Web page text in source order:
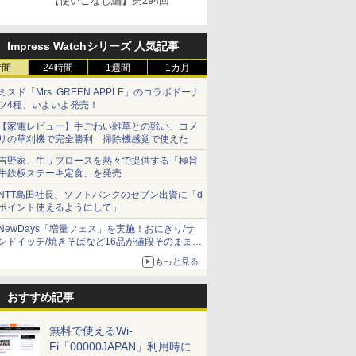
Impress Watchシリーズ 人気記事
24時間 1週間 1カ月
スド「Mrs. GREEN APPLE」のコラボドーナ
4種、いよいよ発売！
家電レビュー】手ごわい雑草との戦い、コメ
の草刈機で完全勝利 掃除機感覚で使えた
野家、牛リブロースを熱々で提供する「極旨
鉄板ステーキ定食」を発売
島田社長、ソフトバンクのセブン出資に「d
イント使えるようにして」
「増量フェス」を実施！おにぎり/サ
ドイッチ/焼きそばなど16品が値段そのままで
もっと見る
おすすめ記事
無料で使えるWi-
Fi「00000JAPAN」利用時に